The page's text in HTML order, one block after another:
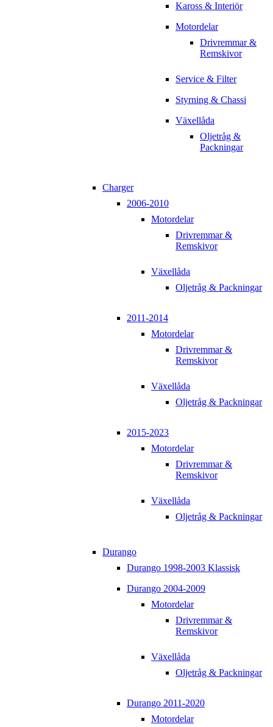
Kaross & Interiör
Motordelar
Drivremmar &
Remskivor
Service & Filter
Styrning & Chassi
Växellåda
Oljetråg &
Packningar
Charger
2006-2010
Motordelar
Drivremmar &
Remskivor
Växellåda
Oljetråg & Packningar
2011-2014
Motordelar
Drivremmar &
Remskivor
Växellåda
Oljetråg & Packningar
2015-2023
Motordelar
Drivremmar &
Remskivor
Växellåda
Oljetråg & Packningar
Durango
Durango 1998-2003 Klassisk
Durango 2004-2009
Motordelar
Drivremmar &
Remskivor
Växellåda
Oljetråg & Packningar
Durango 2011-2020
Motordelar